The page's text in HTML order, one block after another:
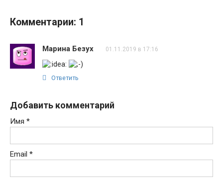
Комментарии: 1
Марина Безух 01.11.2019 в 17:16
Ответить
Добавить комментарий
Имя *
Email *